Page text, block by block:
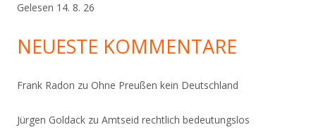
Gelesen 14. 8. 26
NEUESTE KOMMENTARE
Frank Radon zu Ohne Preußen kein Deutschland
Jürgen Goldack zu Amtseid rechtlich bedeutungslos